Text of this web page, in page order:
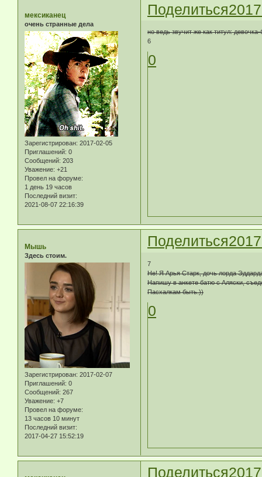
Поделиться
мексиканец
очень странные дела
Зарегистрирован: 2017-02-05
Приглашений: 0
Сообщений: 203
Уважение: +21
Провел на форуме:
1 день 19 часов
Последний визит:
2021-08-07 22:16:39
но ведь звучит же как титул:
6
0
Поделиться
Мышь
Здесь стоим.
Зарегистрирован: 2017-02-07
Приглашений: 0
Сообщений: 267
Уважение: +7
Провел на форуме:
13 часов 10 минут
Последний визит:
2017-04-27 15:52:19
7
Не! Я Арья Старк, дочь лорда
Напишу в анкете батю с Аляски,
Пасхалкам быть.))
0
Поделиться